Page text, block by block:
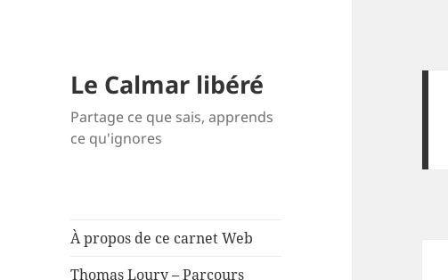
Le Calmar libéré
Partage ce que sais, apprends
ce qu'ignores
À propos de ce carnet Web
Thomas Loury – Parcours